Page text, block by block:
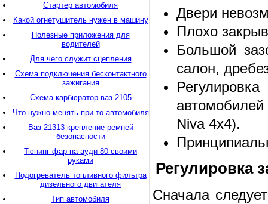
Двери
Плохо
Большой
салон,
Niva 4x4).
Регулировка
Сначала
Стартер автомобиля
Какой огнетушитель нужен в машину
Полезные приложения для
водителей
Для чего служит сцепления
Схема подключения бесконтактного
зажигания
Схема карбюратор ваз 2105
Что нужно менять при то автомобиля
Ваз 21313 крепление ремней
безопасности
Тюнинг фар на ауди 80 своими
руками
Подогреватель топливного фильтра
дизельного двигателя
Тип автомобиля